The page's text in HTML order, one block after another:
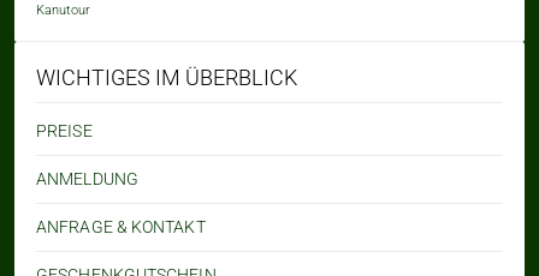
Kanutour
WICHTIGES IM ÜBERBLICK
PREISE
ANMELDUNG
ANFRAGE & KONTAKT